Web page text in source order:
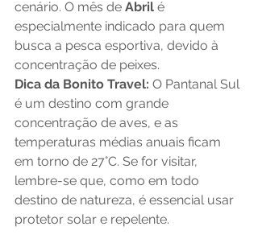
cenário. O mês de Abril é
especialmente indicado para quem
busca a pesca esportiva, devido à
concentração de peixes.
Dica da Bonito Travel: O Pantanal Sul
é um destino com grande
concentração de aves, e as
temperaturas médias anuais ficam
em torno de 27°C. Se for visitar,
lembre-se que, como em todo
destino de natureza, é essencial usar
protetor solar e repelente.